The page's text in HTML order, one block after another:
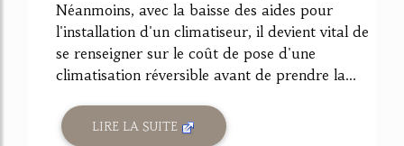
Néanmoins, avec la baisse des aides pour
l'installation d'un climatiseur, il devient vital de
se renseigner sur le coût de pose d'une
climatisation réversible avant de prendre la...
LIRE LA SUITE